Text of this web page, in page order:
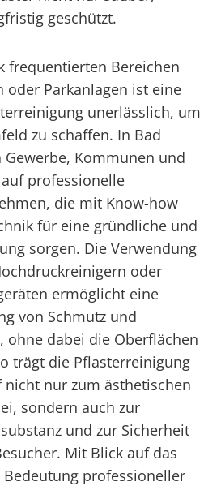
geschützt.
frequentierten Bereichen
oder Parkanlagen ist eine
unerlässlich, um
zu schaffen. In Bad
Gewerbe, Kommunen und
professionelle
die mit Know-how
für eine gründliche und
sorgen. Die Verwendung
oder
ermöglicht eine
von Schmutz und
ohne dabei die Oberflächen
trägt die Pflasterreinigung
nicht nur zum ästhetischen
sondern auch zur
und zur Sicherheit
Mit Blick auf das
Bedeutung professioneller